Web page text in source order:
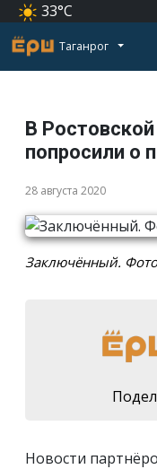
33°C
Таганрог
В
попросили о
28 августа 2020
Заключённый.
Новости